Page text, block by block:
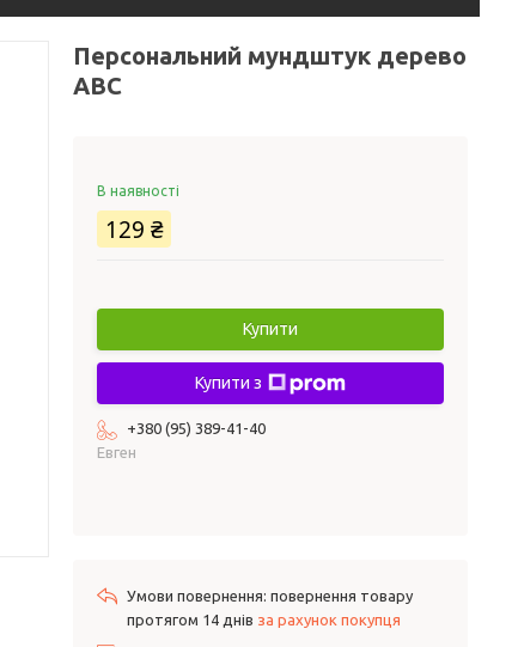
Персональний мундштук дерево
ABC
В наявності
129 ₴
Купити
Купити з
+380 (95) 389-41-40
Евген
повернення товару
протягом 14 днів за рахунок покупця